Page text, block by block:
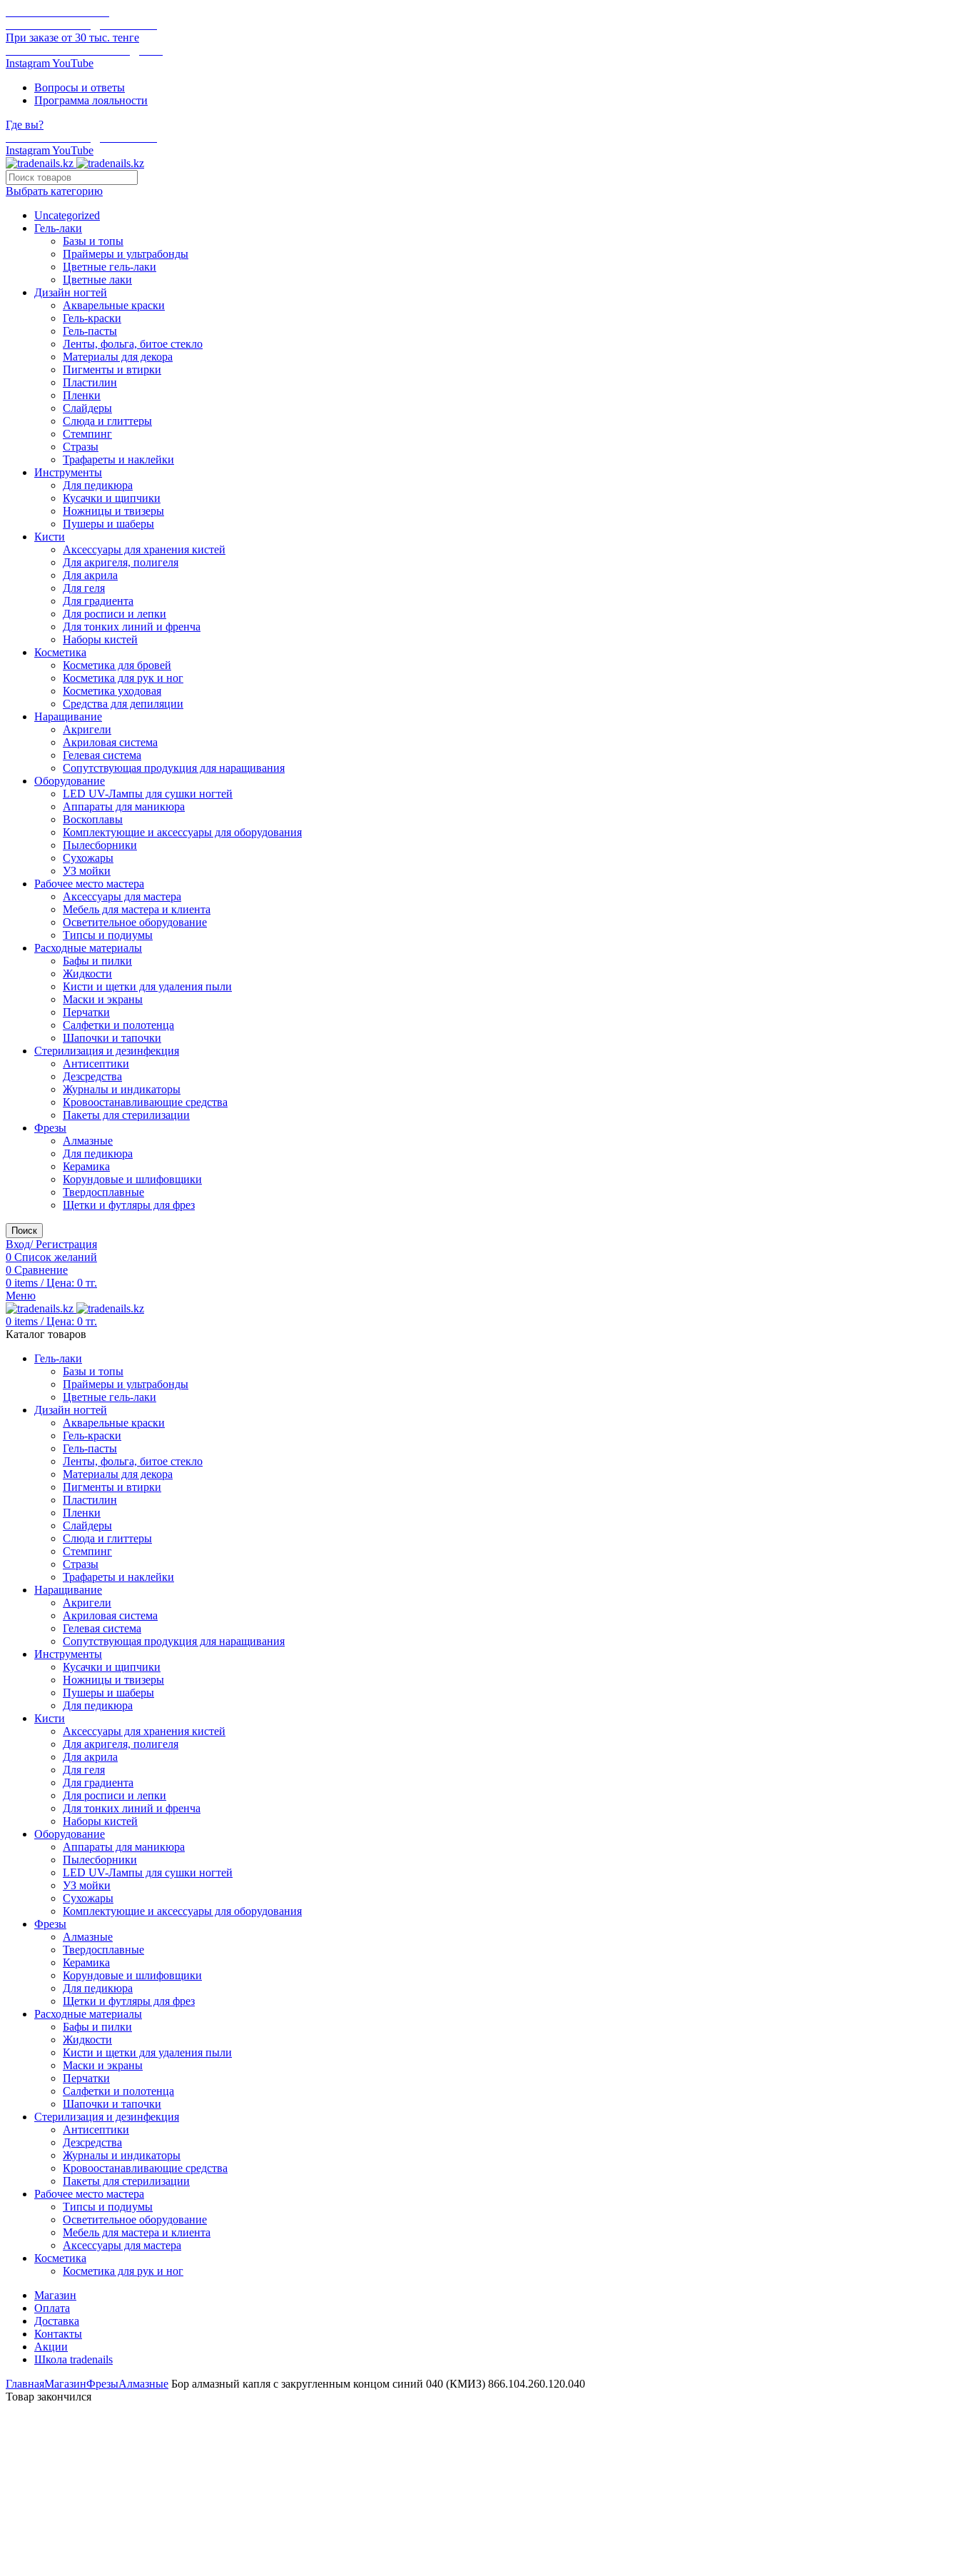
При заказе от 30 тыс. тенге
InstagramYouTube
Вопросы и ответы
Программа лояльности
Где вы?
InstagramYouTube
Выбрать категорию
Uncategorized
Гель-лаки
Базы и топы
Праймеры и ультрабонды
Цветные гель-лаки
Цветные лаки
Дизайн ногтей
Акварельные краски
Гель-краски
Гель-пасты
Ленты, фольга, битое стекло
Материалы для декора
Пигменты и втирки
Пластилин
Пленки
Слайдеры
Слюда и глиттеры
Стемпинг
Стразы
Трафареты и наклейки
Инструменты
Для педикюра
Кусачки и щипчики
Ножницы и твизеры
Пушеры и шаберы
Кисти
Аксессуары для хранения кистей
Для акригеля, полигеля
Для акрила
Для геля
Для градиента
Для росписи и лепки
Для тонких линий и френча
Наборы кистей
Косметика
Косметика для бровей
Косметика для рук и ног
Косметика уходовая
Средства для депиляции
Наращивание
Акригели
Акриловая система
Гелевая система
Сопутствующая продукция для наращивания
Оборудование
LED UV-Лампы для сушки ногтей
Аппараты для маникюра
Воскоплавы
Комплектующие и аксессуары для оборудования
Пылесборники
Сухожары
УЗ мойки
Рабочее место мастера
Аксессуары для мастера
Мебель для мастера и клиента
Осветительное оборудование
Типсы и подиумы
Расходные материалы
Бафы и пилки
Жидкости
Кисти и щетки для удаления пыли
Маски и экраны
Перчатки
Салфетки и полотенца
Шапочки и тапочки
Стерилизация и дезинфекция
Антисептики
Дезсредства
Журналы и индикаторы
Кровоостанавливающие средства
Пакеты для стерилизации
Фрезы
Алмазные
Для педикюра
Керамика
Корундовые и шлифовщики
Твердосплавные
Щетки и футляры для фрез
Поиск
Вход/ Регистрация
0 Список желаний
0 Сравнение
0 items / Цена: 0 тг.
Меню
0 items / Цена: 0 тг.
Каталог товаров
Гель-лаки
Базы и топы
Праймеры и ультрабонды
Цветные гель-лаки
Дизайн ногтей
Акварельные краски
Гель-краски
Гель-пасты
Ленты, фольга, битое стекло
Материалы для декора
Пигменты и втирки
Пластилин
Пленки
Слайдеры
Слюда и глиттеры
Стемпинг
Стразы
Трафареты и наклейки
Наращивание
Акригели
Акриловая система
Гелевая система
Сопутствующая продукция для наращивания
Инструменты
Кусачки и щипчики
Ножницы и твизеры
Пушеры и шаберы
Для педикюра
Кисти
Аксессуары для хранения кистей
Для акригеля, полигеля
Для акрила
Для геля
Для градиента
Для росписи и лепки
Для тонких линий и френча
Наборы кистей
Оборудование
Аппараты для маникюра
Пылесборники
LED UV-Лампы для сушки ногтей
УЗ мойки
Сухожары
Комплектующие и аксессуары для оборудования
Фрезы
Алмазные
Твердосплавные
Керамика
Корундовые и шлифовщики
Для педикюра
Щетки и футляры для фрез
Расходные материалы
Бафы и пилки
Жидкости
Кисти и щетки для удаления пыли
Маски и экраны
Перчатки
Салфетки и полотенца
Шапочки и тапочки
Стерилизация и дезинфекция
Антисептики
Дезсредства
Журналы и индикаторы
Кровоостанавливающие средства
Пакеты для стерилизации
Рабочее место мастера
Типсы и подиумы
Осветительное оборудование
Мебель для мастера и клиента
Аксессуары для мастера
Косметика
Косметика для рук и ног
Магазин
Оплата
Доставка
Контакты
Акции
Школа tradenails
ГлавнаяМагазинФрезыАлмазные Бор алмазный капля с закругленным концом синий 040 (КМИЗ) 866.104.260.120.040
Товар закончился